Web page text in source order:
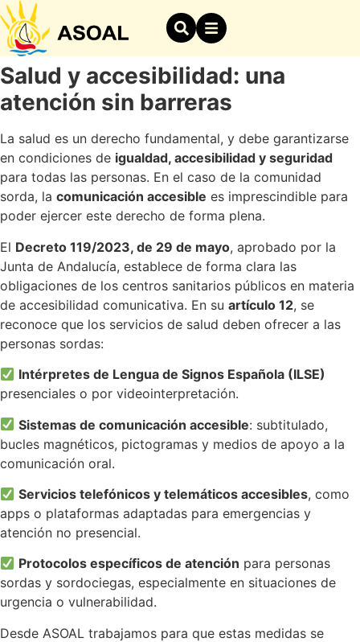
Salud y accesibilidad: una
atención sin barreras
La salud es un derecho fundamental, y debe garantizarse
en condiciones de igualdad, accesibilidad y seguridad
para todas las personas. En el caso de la comunidad
sorda, la comunicación accesible es imprescindible para
poder ejercer este derecho de forma plena.
El Decreto 119/2023, de 29 de mayo, aprobado por la
Junta de Andalucía, establece de forma clara las
obligaciones de los centros sanitarios públicos en materia
de accesibilidad comunicativa. En su artículo 12, se
reconoce que los servicios de salud deben ofrecer a las
personas sordas:
Intérpretes de Lengua de Signos Española (ILSE)
presenciales o por videointerpretación.
Sistemas de comunicación accesible: subtitulado,
bucles magnéticos, pictogramas y medios de apoyo a la
comunicación oral.
Servicios telefónicos y telemáticos accesibles, como
apps o plataformas adaptadas para emergencias y
atención no presencial.
Protocolos específicos de atención para personas
sordas y sordociegas, especialmente en situaciones de
urgencia o vulnerabilidad.
Desde ASOAL trabajamos para que estas medidas se